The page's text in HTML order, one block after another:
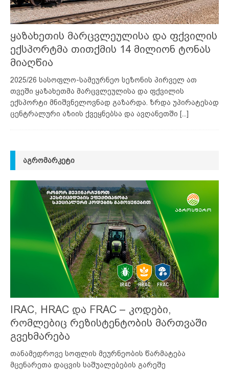
ყაზახეთის მარცვლეულისა და ფქვილის
ექსპორტმა თითქმის 14 მილიონ ტონას
მიაღწია
2025/26 სასოფლო-სამეურნეო სეზონის პირველ ათ
თვეში ყაზახეთმა მარცვლეულისა და ფქვილის
ექსპორტი მნიშვნელოვნად გაზარდა. ზრდა უპირატესად
ცენტრალური აზიის ქვეყნებსა და ავღანეთში [...]
ᲐᲒᲠᲝᲛᲐᲠᲙᲔᲢᲘ
IRAC, HRAC და FRAC – კოდები,
რომლებიც რეზისტენტობის მართვაში
გვეხმარება
თანამედროვე სოფლის მეურნეობის წარმატება
მცენარეთა დაცვის საშუალებების გარეშე